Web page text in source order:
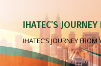
IHATEC’S
IHATEC’S JOURNEY FROM